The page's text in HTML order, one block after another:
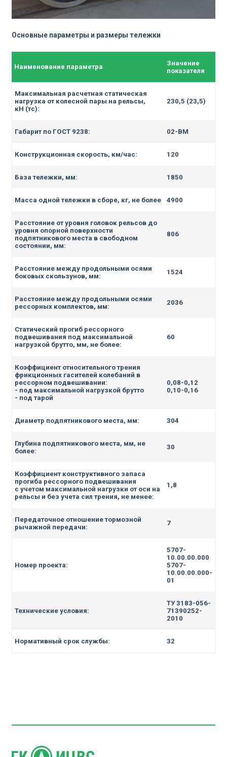
Основные параметры и размеры тележки
Наименование параметра
Значение
показателя
Максимальная расчетная статическая
нагрузка от колесной пары на рельсы,
кН (тс):
230,5 (23,5)
Габарит по ГОСТ 9238: 02-ВМ
Конструкционная скорость, км/час: 120
База тележки, мм: 1850
Масса одной тележки в сборе, кг, не более 4900
Расстояние от уровня головок рельсов до
уровня опорной поверхности
подпятникового места в свободном
состоянии, мм:
806
Расстояние между продольными осями
боковых скользунов, мм:
1524
Расстояние между продольными осями
рессорных комплектов, мм:
2036
Статический прогиб рессорного
подвешивания под максимальной
нагрузкой брутто, мм, не более:
60
Коэффициент относительного трения
фрикционных гасителей колебаний в
рессорном подвешивании:
- под максимальной нагрузкой брутто
- под тарой
0,08-0,12
0,10-0,16
Диаметр подпятникового места, мм: 304
Глубина подпятникового места, мм, не
более:
30
Коэффициент конструктивного запаса
прогиба рессорного подвешивания
с учетом максимальной нагрузки от оси на
рельсы и без учета сил трения, не менее:
1,8
Передаточное отношение тормозной
рычажной передачи:
7
Номер проекта:
5707-
10.00.00.000
5707-
10.00.00.000-
01
Технические условия:
ТУ 3183-056-
71390252-
2010
Нормативный срок службы: 32